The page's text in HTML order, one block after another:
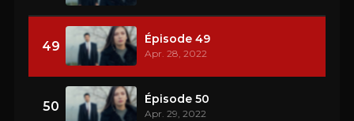
49 Épisode 49
Apr. 28, 2022
50 Épisode 50
Apr. 29, 2022